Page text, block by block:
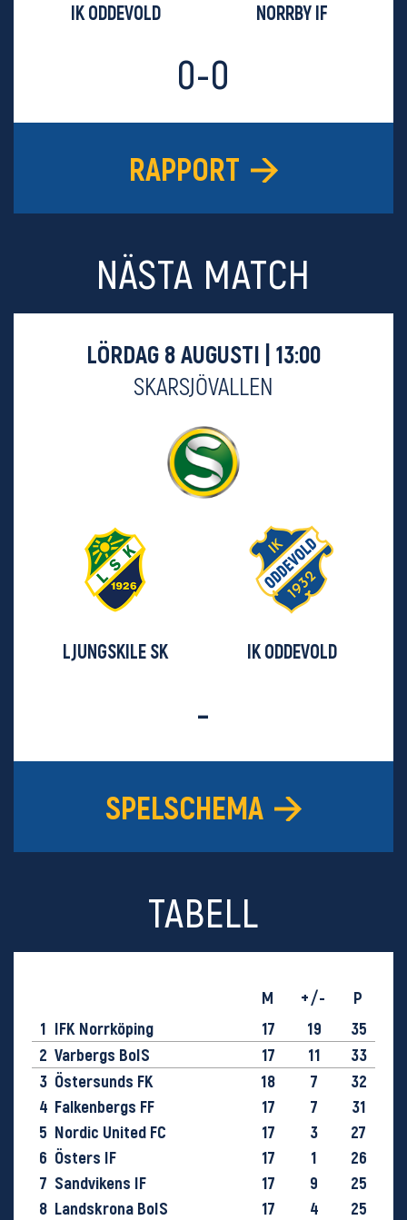
IK ODDEVOLD NORRBY IF
0-0
RAPPORT
NÄSTA MATCH
LÖRDAG 8 AUGUSTI | 13:00
SKARSJÖVALLEN
LJUNGSKILE SK IK ODDEVOLD
-
SPELSCHEMA
TABELL
M +/-
P
1 IFK Norrköping 17 19
35
2 Varbergs BoIS 17 11
33
3 Östersunds FK 18 7
32
4 Falkenbergs FF 17 7
31
5 Nordic United FC 17 3
27
6 Östers IF 17 1
26
7 Sandvikens IF 17 9
25
8 Landskrona BoIS 17 4
25